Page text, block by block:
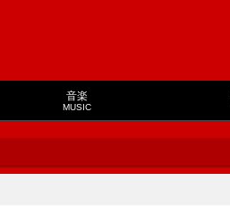
音楽
MUSIC